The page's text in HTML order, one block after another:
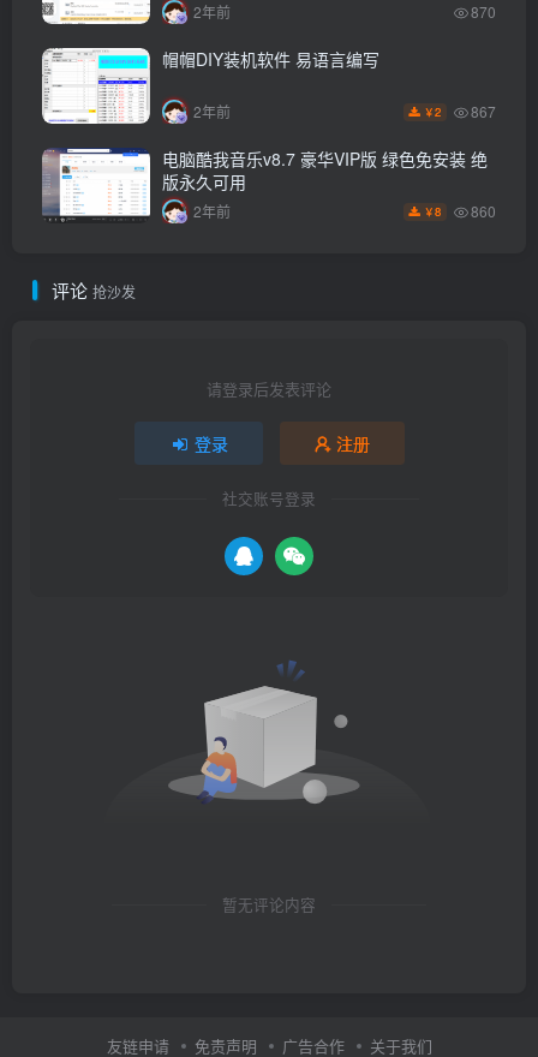
2年前 870
帽帽DIY装机软件 易语言编写
2年前 ￥2 867
电脑酷我音乐v8.7 豪华VIP版 绿色免安装 绝
版永久可用
2年前 ￥8 860
评论 抢沙发
请登录后发表评论
登录 注册
社交账号登录
暂无评论内容
友链申请 免责声明 广告合作 关于我们